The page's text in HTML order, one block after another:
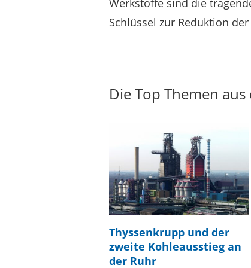
Werkstoffe sind die
Schlüssel zur Reduktion
Die Top Themen
Thyssenkrupp und der
zweite Kohleausstieg an
der Ruhr